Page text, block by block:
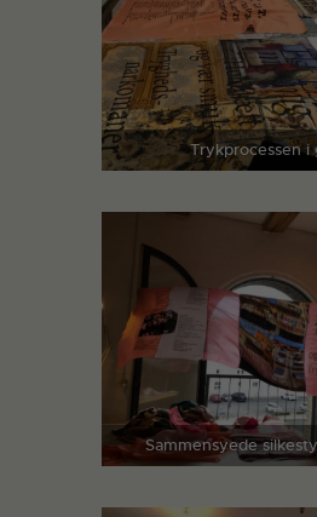
Trykprocessen i
Sammensyede